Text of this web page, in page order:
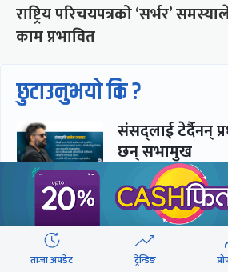
राष्ट्रिय परिचयपत्रको ‘सर्भर’
काम प्रभावित
छुटाउनुभयो कि ?
संसद्लाई टेर्दैनन्
छन् सभामुख
‘अस्थायी
व्यवस्था
ताजा अपडेट ट्रेन्डिङ